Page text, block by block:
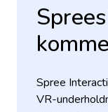
Spree
VR-